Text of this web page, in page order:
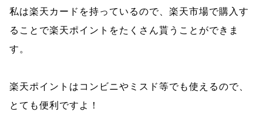
私は楽天カードを持っているので、楽天市場で購入す
ることで楽天ポイントをたくさん貰うことができま
す。
楽天ポイントはコンビニやミスド等でも使えるので、
とても便利ですよ！